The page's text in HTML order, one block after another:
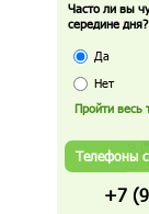
Часто ли вы
середине дня?
Да
Нет
Телефоны
+7